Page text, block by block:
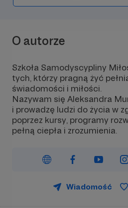
O autorze
Szkoła Samodyscypliny
tych, którzy pragną żyć
świadomości i miłości.
Nazywam się Aleksandra
i prowadzę ludzi do życia w
poprzez kursy, programy
pełną ciepła i zrozumienia.
Wiadomość